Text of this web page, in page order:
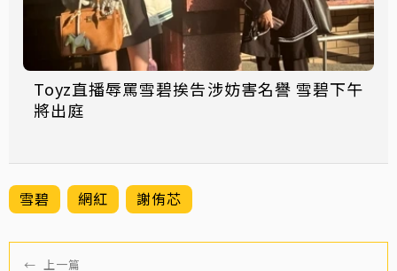
Toyz直播辱罵雪碧挨告涉妨害名譽 雪碧下午
將出庭
雪碧 網紅 謝侑芯
← 上一篇